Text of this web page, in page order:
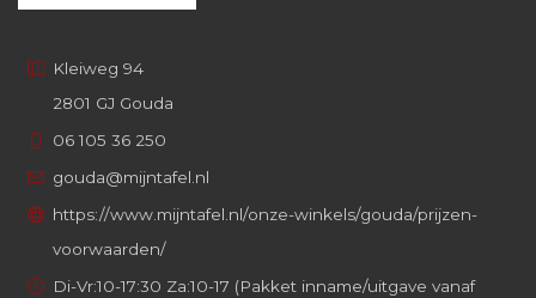
Kleiweg 94
2801 GJ Gouda
06 105 36 250
gouda@mijntafel.nl
https://www.mijntafel.nl/onze-winkels/gouda/prijzen-
voorwaarden/
Di-Vr:10-17:30 Za:10-17 (Pakket inname/uitgave vanaf